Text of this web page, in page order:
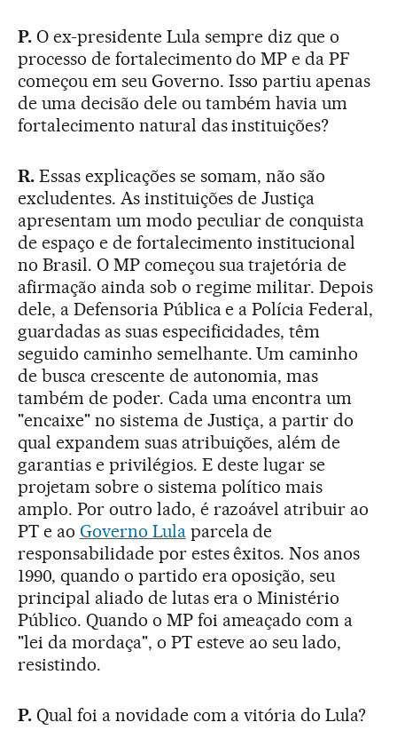
P.O ex-presidente Lula sempre diz que o
processo de fortalecimento do MP e da PF
começou em seu Governo. Isso partiu apenas
de uma decisão dele ou também havia um
fortalecimento natural das instituições?
R. Essas explicações se somam, não são
excludentes. As instituições de Justiça
apresentam um modo peculiar de conquista
de espaço e de fortalecimento institucional
no Brasil. O MP começou sua trajetória de
afirmação ainda sob o regime militar. Depois
dele, a Defensoria Pública e a Polícia Federal,
guardadas as suas especificidades, têm
seguido caminho semelhante. Um caminho
de busca crescente de autonomia, mas
também de poder. Cada uma encontra um
"encaixe" no sistema de Justiça, a partir do
qual expandem suas atribuições, além de
garantias e privilégios. E deste lugar se
projetam sobre o sistema político mais
amplo. Por outro lado, é razoável atribuir ao
PT e ao Governo Lulaparcela de
responsabilidade por estes êxitos. Nos anos
1990, quando o partido era oposição, seu
principal aliado de lutas era o Ministério
Público. Quando o MP foi ameaçado com a
"lei da mordaça", o PT esteve ao seu lado,
resistindo.
P.Qual foi a novidade com a vitória do Lula?